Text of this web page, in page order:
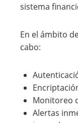
sistema
En el ámbito
cabo:
Monitoreo
Alertas